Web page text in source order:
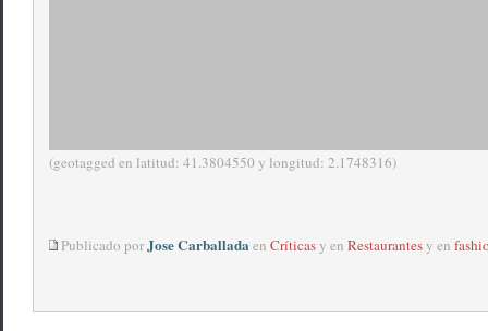
(geotagged en latitud: 41.3804550 y longitud: 2.1748316)
Publicado porJose Carballadaen Críticasy en Restaurantesy en